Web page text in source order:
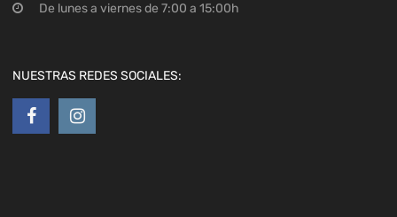
De lunes a viernes de 7:00 a 15:00h
NUESTRAS REDES SOCIALES: